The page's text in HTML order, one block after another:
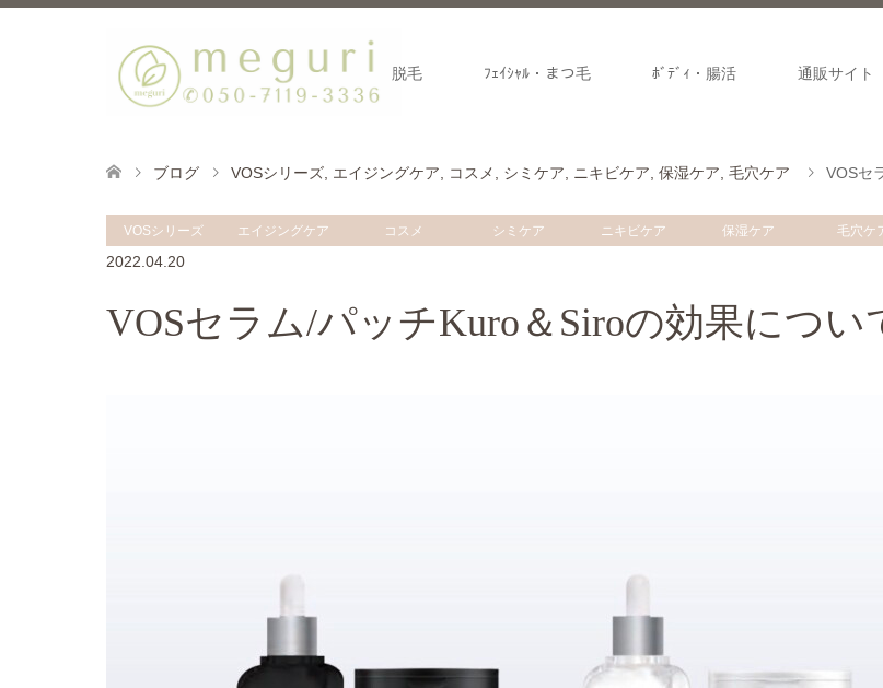
脱毛 ﾌｪｲｼｬﾙ・まつ毛 ﾎﾞﾃﾞｨ・腸活 通販サイト
ブログ VOSシリーズ エイジングケア コスメ シミケア ニキビケア 保湿ケア 毛穴ケア VOSセ
VOSシリーズ エイジングケア コスメ シミケア ニキビケア 保湿ケア 毛穴ケ
2022.04.20
VOSセラム/パッチKuro＆Siroの効果につい